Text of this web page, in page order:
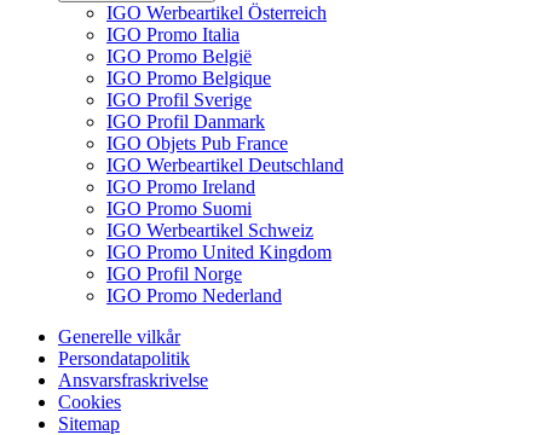
IGO Werbeartikel Österreich
IGO Promo Italia
IGO Promo België
IGO Promo Belgique
IGO Profil Sverige
IGO Profil Danmark
IGO Objets Pub France
IGO Werbeartikel Deutschland
IGO Promo Ireland
IGO Promo Suomi
IGO Werbeartikel Schweiz
IGO Promo United Kingdom
IGO Profil Norge
IGO Promo Nederland
Generelle vilkår
Persondatapolitik
Ansvarsfraskrivelse
Cookies
Sitemap